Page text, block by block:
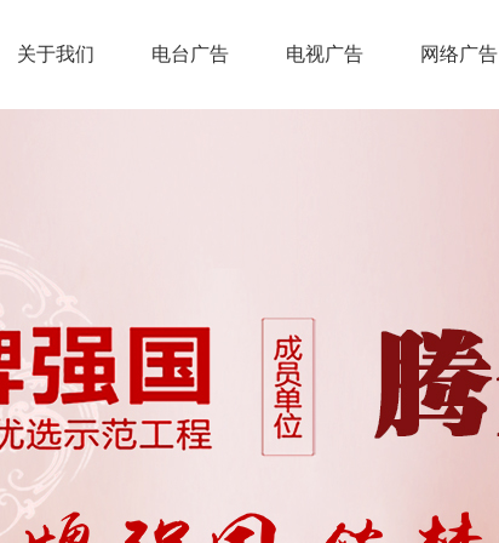
关于我们 电台广告 电视广告 网络广告